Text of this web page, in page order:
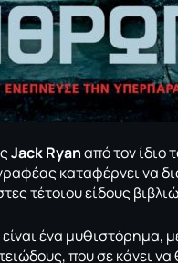
Jack Ryanαπό τον ίδιο
καταφέρνει να
τέτοιου είδους
είναι ένα μυθιστόρημα,
που σε κάνει